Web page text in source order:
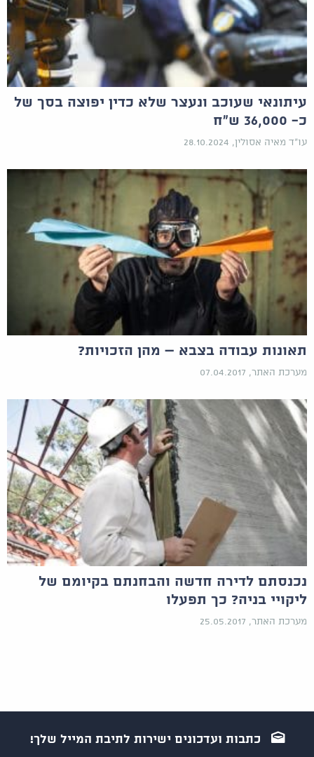
עיתונאי שעוכב ונעצר שלא כדין יפוצה בסך של
כ- 36,000 ש"ח
עו"ד מאיה אסולין, 28.10.2024
תאונות עבודה בצבא – מהן הזכויות?
מערכת האתר, 07.04.2017
נכנסתם לדירה חדשה והבחנתם בקיומם של
ליקויי בניה? כך תפעלו
מערכת האתר, 25.05.2017
כתבות ועדכונים ישירות לתיבת המייל שלך!